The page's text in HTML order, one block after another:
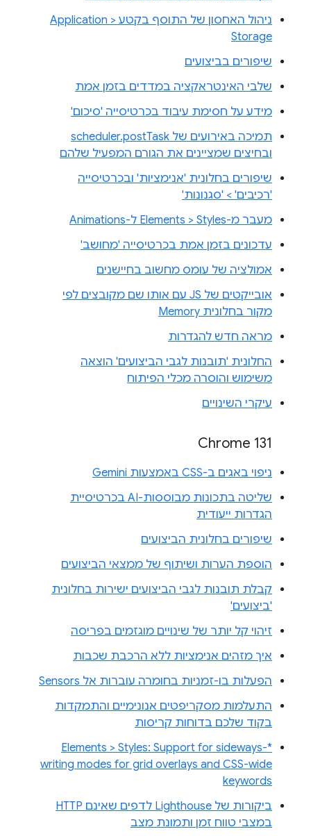
ניהול האחסון של התוסף בקטע Application >
Storage
שיפורים בביצועים
שלבי האינטראקציה במדדים בזמן אמת
מידע על חסימת עיבוד בכרטיסייה 'סיכום'
תמיכה באירועים של scheduler.postTask
ובחיצים שמציינים את הגורם המפעיל שלהם
שיפורים בחלונית 'אנימציות' ובכרטיסייה
'רכיבים' > 'סגנונות'
מעבר מ-Elements > Styles ל-Animations
עדכונים בזמן אמת בכרטיסייה 'מחושב'
אמולציה של עומס מחשוב בחיישנים
אובייקטים של JS עם אותו שם מקובצים לפי
מקור בחלונית Memory
מראה חדש להגדרות
החלונית 'תובנות לגבי הביצועים' הוצאה
משימוש והוסרה מכלי הפיתוח
עיקרי השינויים
Chrome 131
ניפוי באגים ב-CSS באמצעות Gemini
שליטה בתכונות מבוססות-AI בכרטיסיית
הגדרות ייעודית
שיפורים בחלונית הביצועים
הוספת הערות ושיתוף של ממצאי הביצועים
קבלת תובנות לגבי הביצועים ישירות בחלונית
'ביצועים'
זיהוי קל יותר של שינויים מוגזמים בפריסה
איך מזהים אנימציות ללא הרכבת שכבות
הפעלות בו-זמניות בחומרה עוברות אל Sensors
התעלמות מסקריפטים אנונימיים והתמקדות
בקוד שלכם בדוחות קריסות
Elements > Styles: Support for sideways-*
writing modes for grid overlays and CSS-wide
keywords
ביקורות של Lighthouse לדפים שאינם HTTP
במצבי טווח זמן ותמונת מצב